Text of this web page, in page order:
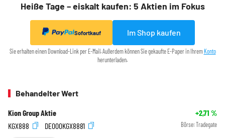
Heiße Tage – eiskalt kaufen: 5 Aktien im Fokus
Sofortkauf Im Shop kaufen
Sie erhalten einen Download-Link per E-Mail. Außerdem können Sie gekaufte E-Paper in Ihrem Konto
herunterladen.
Behandelter Wert
Kion Group Aktie +2,71 %
KGX888
DE000KGX8881 Börse: Tradegate